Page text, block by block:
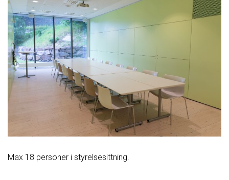
Max 18 personer i styrelsesittning.